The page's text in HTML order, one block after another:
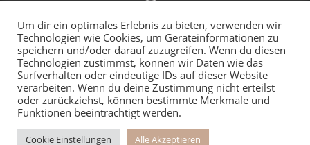
© 2025 myMILLA | Alle Preise inkl. der gesetzlichen MwSt. | *Gilt für
Um dir ein optimales Erlebnis zu bieten, verwenden wir
Technologien wie Cookies, um Geräteinformationen zu
speichern und/oder darauf zuzugreifen. Wenn du diesen
Technologien zustimmst, können wir Daten wie das
Surfverhalten oder eindeutige IDs auf dieser Website
verarbeiten. Wenn du deine Zustimmung nicht erteilst
oder zurückziehst, können bestimmte Merkmale und
Funktionen beeinträchtigt werden.
Cookie Einstellungen Alle Akzeptieren